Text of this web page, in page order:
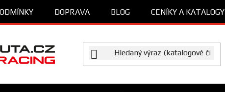
DOPRAVA BLOG CENÍKY A KATALOGY